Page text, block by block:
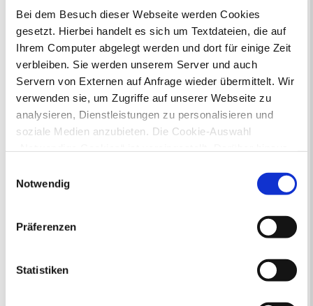
Bei dem Besuch dieser Webseite werden Cookies
gesetzt. Hierbei handelt es sich um Textdateien, die auf
Ihrem Computer abgelegt werden und dort für einige Zeit
verbleiben. Sie werden unserem Server und auch
Servern von Externen auf Anfrage wieder übermittelt. Wir
verwenden sie, um Zugriffe auf unserer Webseite zu
analysieren, Dienstleistungen zu personalisieren und
soziale Medien anzubieten. Die Cookie-Auswahl
Drittländern (USA) mit unzureichendem
Datenschutzniveau verarbeiten. Es besteht die Gefahr,
dass diese zu Kontroll- und Überwachungszwecken von
anderen missbraucht werden, ohne dass Sie sich mit
Arten von Cookies genau gesetzt werden, wie lang sie
gespeichert werden, von wem sie gesetzt wurden und
Notwendig
Präferenzen
Statistiken
Am Neumarkt 19, 45663 Recklinghausen
Kartenansicht
willkommen